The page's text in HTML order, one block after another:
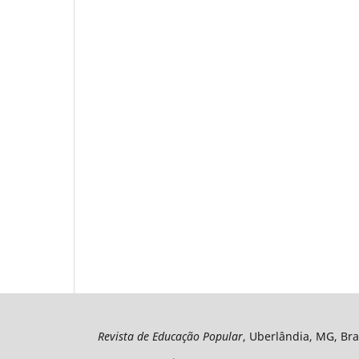
Revista de Educação Popular, Uberlândia, MG,